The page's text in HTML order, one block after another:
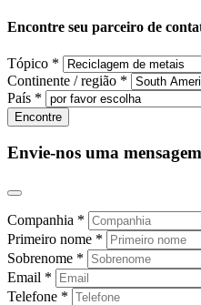
Encontre seu parceiro de
Tópico *
Continente / região *
País *
Envie-nos uma mensagem
Companhia *
Primeiro nome *
Sobrenome *
Email *
Telefone *